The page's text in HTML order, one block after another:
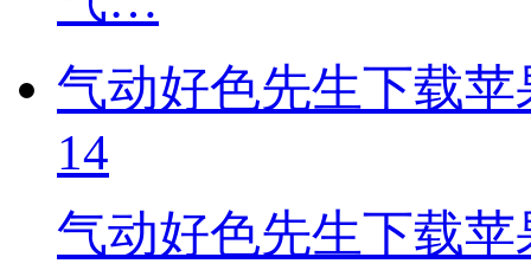
气动好色先生下载
14
气动好色先生下载